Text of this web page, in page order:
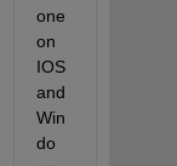
one
on
IOS
and
Win
do